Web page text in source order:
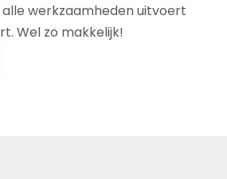
werkzaamheden uitvoert
Wel zo makkelijk!